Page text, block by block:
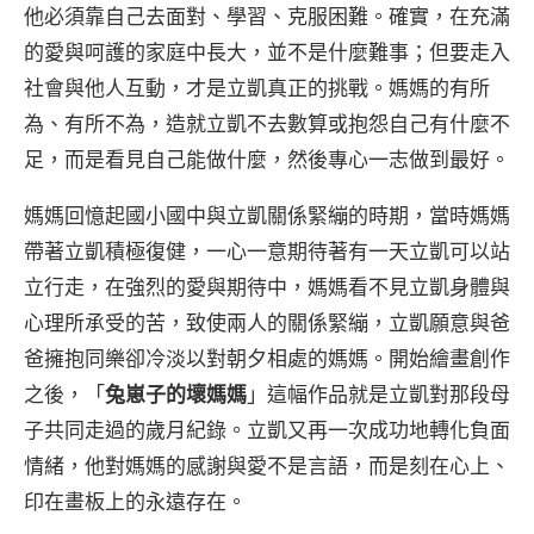
他必須靠自己去面對、學習、克服困難。確實，在充滿
的愛與呵護的家庭中長大，並不是什麼難事；但要走入
社會與他人互動，才是立凱真正的挑戰。媽媽的有所
為、有所不為，造就立凱不去數算或抱怨自己有什麼不
足，而是看見自己能做什麼，然後專心一志做到最好。
媽媽回憶起國小國中與立凱關係緊繃的時期，當時媽媽
帶著立凱積極復健，一心一意期待著有一天立凱可以站
立行走，在強烈的愛與期待中，媽媽看不見立凱身體與
心理所承受的苦，致使兩人的關係緊繃，立凱願意與爸
爸擁抱同樂卻冷淡以對朝夕相處的媽媽。開始繪畫創作
之後，「兔崽子的壞媽媽」這幅作品就是立凱對那段母
子共同走過的歲月紀錄。立凱又再一次成功地轉化負面
情緒，他對媽媽的感謝與愛不是言語，而是刻在心上、
印在畫板上的永遠存在。